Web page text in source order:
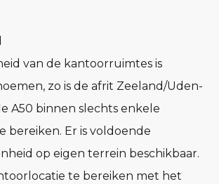
van de kantoorruimtes is
zo is de afrit Zeeland/Uden-
A50 binnen slechts enkele
bereiken. Er is voldoende
op eigen terrein beschikbaar.
te bereiken met het